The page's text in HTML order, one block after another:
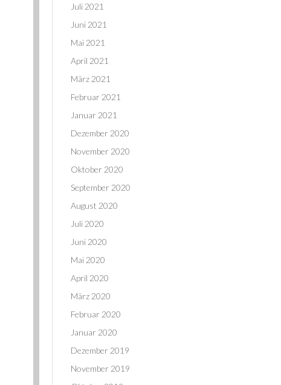
Juli 2021
Juni 2021
Mai 2021
April 2021
März 2021
Februar 2021
Januar 2021
Dezember 2020
November 2020
Oktober 2020
September 2020
August 2020
Juli 2020
Juni 2020
Mai 2020
April 2020
März 2020
Februar 2020
Januar 2020
Dezember 2019
November 2019